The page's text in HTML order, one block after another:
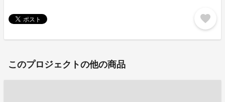
favorite
このプロジェクトの他の商品